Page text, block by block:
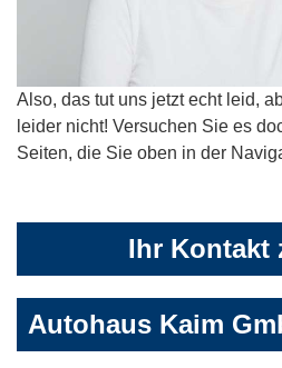
Also, das tut uns jetzt echt leid,
leider nicht! Versuchen Sie es
Seiten, die Sie oben in der
Ihr Kontakt
Autohaus Kaim